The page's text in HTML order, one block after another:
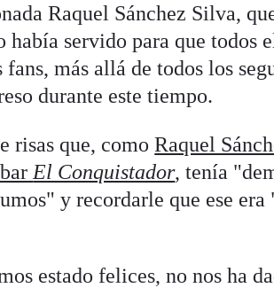
Raquel Sánchez Silva,
servido para que todos
más allá de todos los
durante este tiempo.
risas que, comoRaquel
El Conquistador, tenía
y recordarle que ese era
estado felices, no nos ha